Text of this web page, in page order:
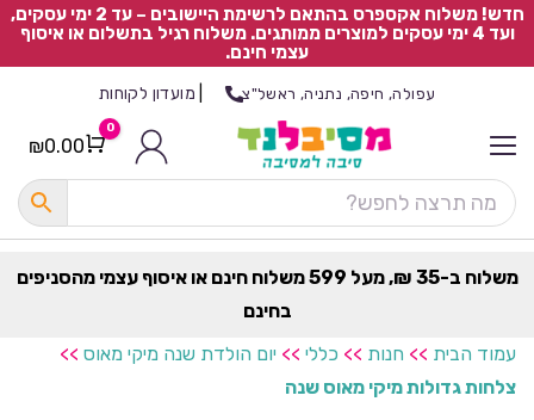
חדש! משלוח אקספרס בהתאם לרשימת היישובים – עד 2 ימי עסקים,
ועד 4 ימי עסקים למוצרים ממותגים. משלוח רגיל בתשלום או איסוף
עצמי חינם.
עפולה, חיפה, נתניה, ראשל"צ מועדון לקוחות
Cart
0
₪0.00
משלוח ב-35 ₪, מעל 599 משלוח חינם או איסוף עצמי מהסניפים
בחינם
עמוד הבית >> חנות >> כללי >> יום הולדת שנה מיקי מאוס >>
צלחות גדולות מיקי מאוס שנה